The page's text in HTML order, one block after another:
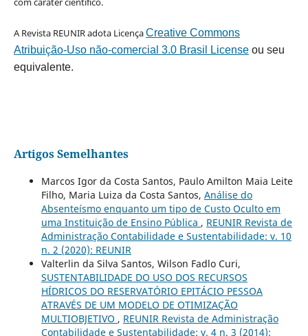
A Revista REUNIR adota LicençaCreative Commons
Atribuição-Uso não-comercial 3.0 Brasil Licenseou seu
equivalente.
Artigos Semelhantes
Marcos Igor da Costa Santos, Paulo Amilton Maia Leite
Filho, Maria Luiza da Costa Santos, Análise do
Absenteísmo enquanto um tipo de Custo Oculto em
uma Instituição de Ensino Pública , REUNIR Revista de
Administração Contabilidade e Sustentabilidade: v. 10
n. 2 (2020): REUNIR
Valterlin da Silva Santos, Wilson Fadlo Curi,
SUSTENTABILIDADE DO USO DOS RECURSOS
HÍDRICOS DO RESERVATÓRIO EPITÁCIO PESSOA
ATRAVÉS DE UM MODELO DE OTIMIZAÇÃO
MULTIOBJETIVO , REUNIR Revista de Administração
Contabilidade e Sustentabilidade: v. 4 n. 3 (2014):